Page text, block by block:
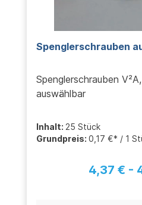
Spenglerschrauben
Spenglerschrauben
auswählbar
Inhalt: 25 Stück
Grundpreis: 0,17 €* / 1
4,37 € -